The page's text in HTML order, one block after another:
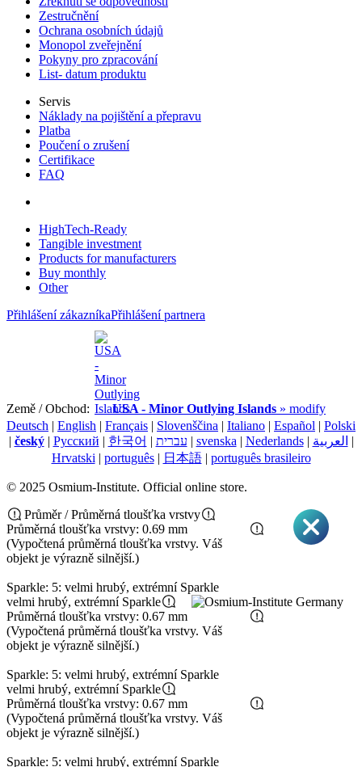
Zestručnění
Ochrana osobních údajů
Monopol zveřejnění
Pokyny pro zpracování
List- datum produktu
Servis
Náklady na pojištění a přepravu
Platba
Poučení o zrušení
Certifikace
FAQ
HighTech-Ready
Tangible investment
Products for manufacturers
Buy monthly
Other
Přihlášení zákazníkaPřihlášení partnera
Země / Obchod: USA - Minor Outlying Islands » modify
Deutsch | English | Français | Slovenščina | Italiano | Español | Polski
| český| Pусский | 한국어 | עברית | svenska | Nederlands| العربية |
Hrvatski | português| 日本語| português brasileiro
© 2025 Osmium-Institute. Official online store.
Průměr / Průměrná tloušťka vrstvy
Průměrná tloušťka vrstvy: 0.69 mm
(Vypočtená průměrná tloušťka vrstvy. Váš
objekt je výrazně silnější.)
Sparkle: 5: velmi hrubý, extrémní Sparkle
velmi hrubý, extrémní Sparkle
Průměrná tloušťka vrstvy: 0.67 mm
(Vypočtená průměrná tloušťka vrstvy. Váš
objekt je výrazně silnější.)
Sparkle: 5: velmi hrubý, extrémní Sparkle
velmi hrubý, extrémní Sparkle
Průměrná tloušťka vrstvy: 0.67 mm
(Vypočtená průměrná tloušťka vrstvy. Váš
objekt je výrazně silnější.)
Sparkle: 5: velmi hrubý, extrémní Sparkle